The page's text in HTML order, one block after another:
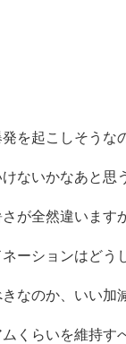
を起こしそうな
ないかなあと思
が全然違います
ーションはどう
なのか、いい加
くらいを維持す